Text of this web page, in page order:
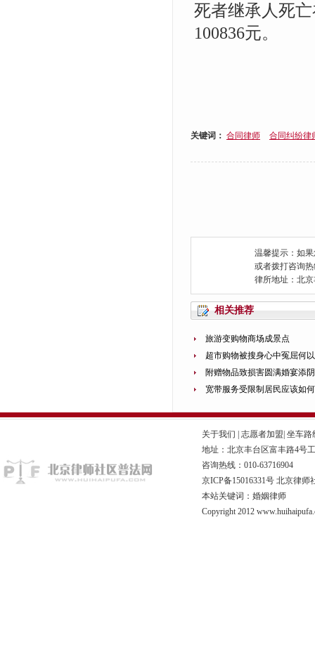
死者继承人死
100836元。
关键词： 合同律师 合同纠纷律
温馨提示：如
或者拨打咨询热
律所地址：北
相关推荐
旅游变购物商场成景点
超市购物被搜身心中冤屈何
附赠物品致损害圆满婚宴添
宽带服务受限制居民应该如
关于我们 志愿者加盟 坐车路
地址：北京丰台区富丰路4号
咨询热线：010-63716904
京ICP备15016331号 北京律师
本站关键词：婚姻律师
Copyright 2012